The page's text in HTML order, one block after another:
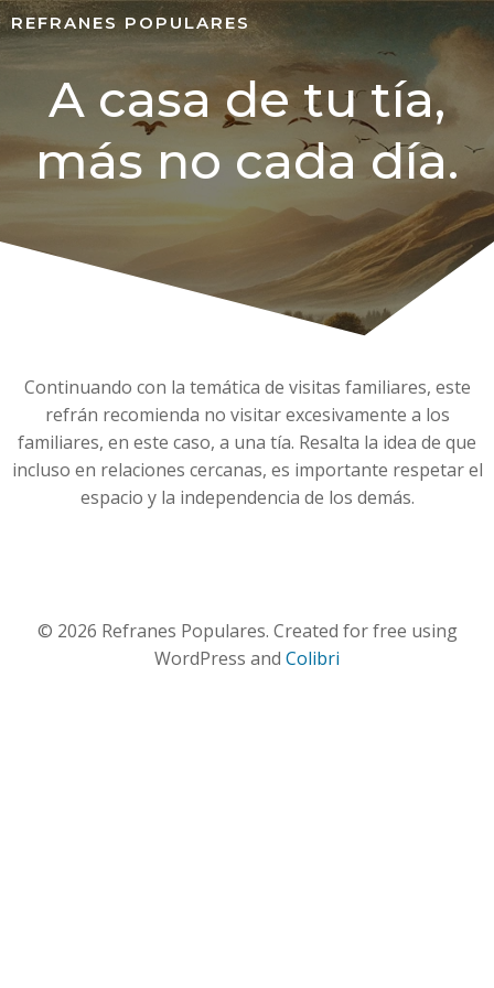
REFRANES POPULARES
A casa de tu tía,
más no cada día.
Continuando con la temática de visitas familiares, este
refrán recomienda no visitar excesivamente a los
familiares, en este caso, a una tía. Resalta la idea de que
incluso en relaciones cercanas, es importante respetar el
espacio y la independencia de los demás.
© 2026 Refranes Populares. Created for free using
WordPress and Colibri